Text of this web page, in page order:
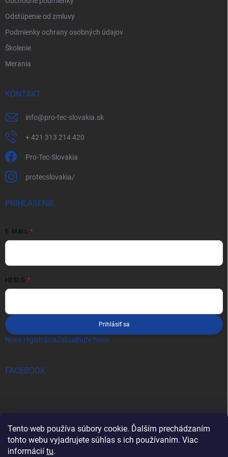
Tento web používa súbory cookie. Ďalším prechádzaním
tohto webu vyjadrujete súhlas s ich používaním. Viac
informácií tu.
Odstúpenie od zmluvy
Podmienky ochrany osobných údajov
Školenie
Merania
KONTAKT
info@pro-tec-slovakia.sk
+ 421 313 214 420
Pro-Tec-Slovakia
protecslovakia/
PRIHLÁSENIE
E-MAIL
HESLO
Prihlásiť sa
Nová registráciaZabudnuté heslo
FACEBOOK